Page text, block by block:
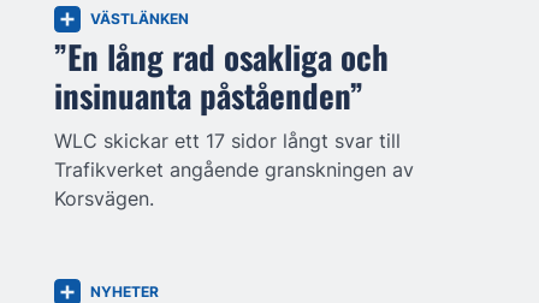
VÄSTLÄNKEN
”En lång rad osakliga och
insinuanta påståenden”
WLC skickar ett 17 sidor långt svar till
Trafikverket angående granskningen av
Korsvägen.
NYHETER